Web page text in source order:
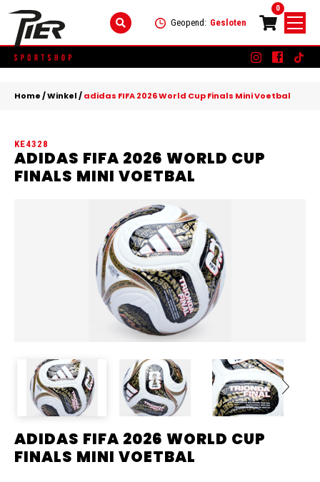
Geopend: Gesloten
0
Skip
to
SCHOENEN
ACCESSOIRES
+
KLEDING
SCHOENEN
KINDEREN
KLEDING
Home/Winkel/adidas FIFA 2026 World Cup Finals Mini Voetbal
KE4328
ADIDAS FIFA 2026 WORLD CUP
FINALS MINI VOETBAL
ADIDAS FIFA 2026 WORLD CUP
FINALS MINI VOETBAL